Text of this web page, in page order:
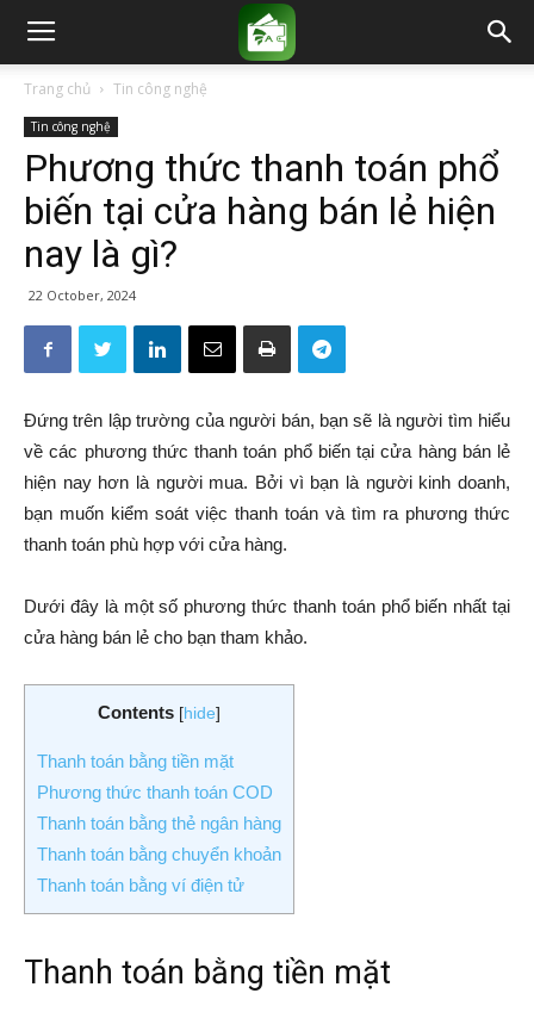
Trang chủ Tin công nghệ
Tin công nghệ
Phương thức thanh toán phổ
biến tại cửa hàng bán lẻ hiện
nay là gì?
22 October, 2024
Đứng trên lập trường của người bán, bạn sẽ là người tìm hiểu
về các phương thức thanh toán phổ biến tại cửa hàng bán lẻ
hiện nay hơn là người mua. Bởi vì bạn là người kinh doanh,
bạn muốn kiểm soát việc thanh toán và tìm ra phương thức
thanh toán phù hợp với cửa hàng.
Dưới đây là một số phương thức thanh toán phổ biến nhất tại
cửa hàng bán lẻ cho bạn tham khảo.
Contents [hide]
Thanh toán bằng tiền mặt
Phương thức thanh toán COD
Thanh toán bằng thẻ ngân hàng
Thanh toán bằng chuyển khoản
Thanh toán bằng ví điện tử
Thanh toán bằng tiền mặt